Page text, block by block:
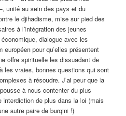
unité au sein des pays et du
le djihadisme, mise sur pied des
à l’intégration des jeunes
dialogue avec les
européen pour qu’elles présentent
offre spirituelle les dissuadant de
les vraies, bonnes questions qui sont
à résoudre. J’ai peur que la
à nous contenter du plus
de plus dans la loi (mais
autre paire de burqini !)